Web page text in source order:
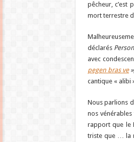
pêcheur, c’est
mort terrestre
déclarés
avec
pegen bras ve»
cantique « alibi
Nous parlions
nos vénérables
rapport que le
triste que … la